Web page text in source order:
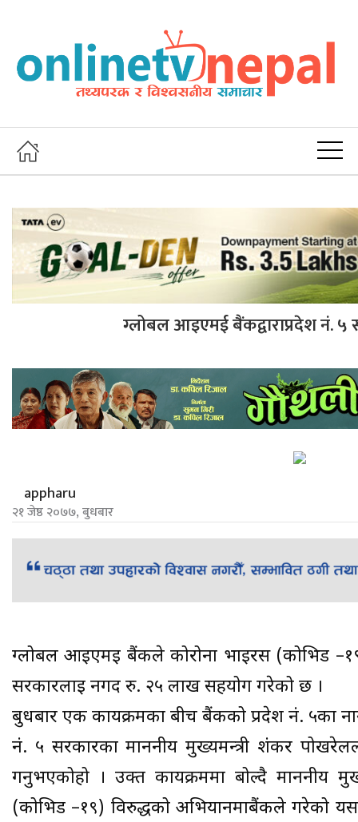
ग्लोबल आइएमई बैंकद्वाराप्रदेश नं.
appharu
२१ जेष्ठ २०७७, बुधबार
ग्लोबल आइएमई बैंकले कोरोना भाईरस (कोभिड
सरकारलाई नगद रु. २५ लाख सहयोग गरेको छ ।
बुधबार एक कार्यक्रमका बीच बैंकको प्रदेश नं. ५का
नं. ५ सरकारका माननीय मुख्यमन्त्री शंकर
गर्नुभएकोहो । उक्त कार्यक्रममा बोल्दै माननीय
(कोभिड –१९) विरुद्धको अभियानमाबैंकले गरेको